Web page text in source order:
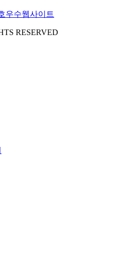
RESERVED